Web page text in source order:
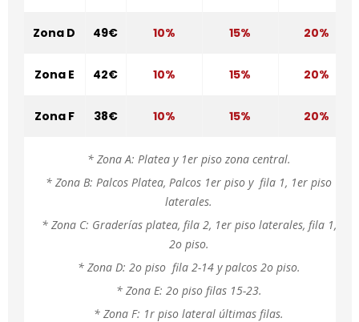
Zona D 49€ 10% 15% 20%
Zona E 42€ 10% 15% 20%
Zona F 38€ 10% 15% 20%
* Zona A: Platea y 1er piso zona central.
* Zona B: Palcos Platea, Palcos 1er piso y fila 1, 1er piso
laterales.
* Zona C: Graderías platea, fila 2, 1er piso laterales, fila 1,
2o piso.
* Zona D: 2o piso fila 2-14 y palcos 2o piso.
* Zona E: 2o piso filas 15-23.
* Zona F: 1r piso lateral últimas filas.